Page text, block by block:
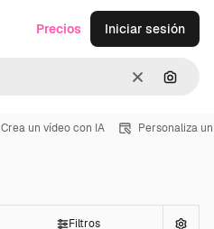
Borrar
Precios Iniciar sesión
Crea un vídeo con IA Personaliza
Filtros